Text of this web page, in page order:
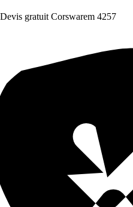
Devis gratuit Corswarem 4257